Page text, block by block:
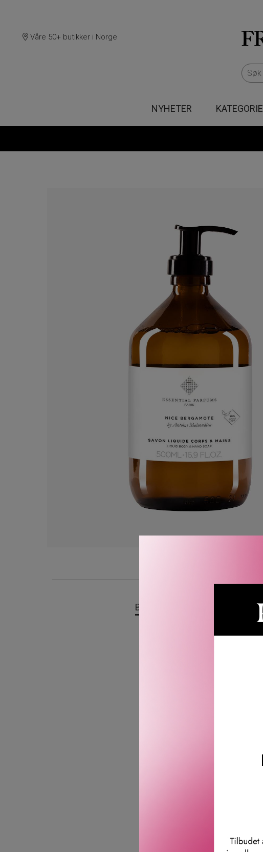
Våre 50+ butikker i Norge
NYHETER
BESKRIVELSE
Essential Parfums Nice
Essential Parfums gjør den
og bærekraftige dufter til en
skape unike, personlige dufter,
Antoine Maisondieu er født i
ikke planer om å gå inn i faget
kunsthistorie. Som han sier:
bestselgende dufter for Burberry,